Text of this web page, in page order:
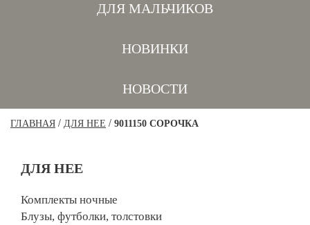
ДЛЯ МАЛЬЧИКОВ
НОВИНКИ
НОВОСТИ
ГЛАВНАЯ / ДЛЯ НЕЕ / 9011150 СОРОЧКА
ДЛЯ НЕЕ
Комплекты ночные
Блузы, футболки, толстовки